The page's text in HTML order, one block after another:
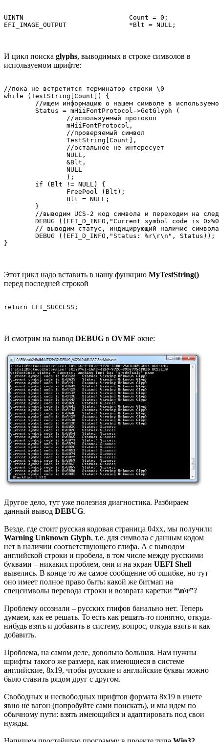
UINTN				Count = 0;
EFI_IMAGE_OUTPUT		*Blt = NULL;
И цикл поиска glyphs, выводимых в строке символов в
используемом шрифте:
//пока не встретится терминатор строки \0
while (TestString[Count]) {
//выводим UCS-2 код символа и переходим на
        // выводим статус, индицирующий наличие символа
}
Этот цикл надо вставить в нашу функцию MyTestString()
перед последней строкой
return EFI_SUCCESS;
И смотрим на вывод DEBUG в OVMF окне:
Другое дело, тут уже полезная диагностика. Разбираем
данный вывод DEBUG.
Везде, где стоит русская кодовая страница 04xx, мы получили
Warning Unknown Glyph, т.е. для символа с данным кодом
нет в наличии соответствующего глифа. А с выводом
английской строки и пробела, в том числе между русскими
буквами – никаких проблем, они и на экран UEFI Shell
вывелись. В конце то же самое сообщение об ошибке, но тут
оно имеет полное право быть: какой же битмап на
спецсимволы перевода строки и возврата каретки “\n\r”?
Проблему осознали – русских глифов банально нет. Теперь
думаем, как ее решать. То есть как решать-то понятно, откуда-
нибудь взять и добавить в систему, вопрос, откуда взять и как
добавить.
Проблема, на самом деле, довольно большая. Нам нужны
шрифты такого же размера, как имеющиеся в системе
английские, 8х19, чтобы русские и английские буквы можно
было ставить рядом друг с другом.
Свободных и несвободных шрифтов формата 8х19 в инете
явно не вагон (попробуйте сами поискать), и мы идем по
обычному пути: взять имеющийся и адаптировать под свои
нужды.